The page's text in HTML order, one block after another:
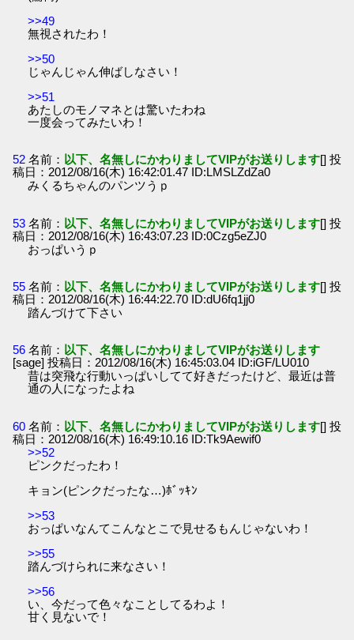
>>49
無視されたわ！
>>50
じゃんじゃん伸ばしなさい！
>>51
あたしのモノマネとは驚いたわね
一度会ってみたいわ！
52 名前： 以下、名無しにかわりましてVIPがお送りします[] 投
稿日：2012/08/16(木) 16:42:01.47 ID:LMSLZdZa0
みくるちゃんのパンツうｐ
53 名前： 以下、名無しにかわりましてVIPがお送りします[] 投
稿日：2012/08/16(木) 16:43:07.23 ID:0Czg5eZJ0
おっぱいうｐ
55 名前： 以下、名無しにかわりましてVIPがお送りします[] 投
稿日：2012/08/16(木) 16:44:22.70 ID:dU6fq1jj0
踏んづけて下さい
56 名前： 以下、名無しにかわりましてVIPがお送りします
[sage] 投稿日：2012/08/16(木) 16:45:03.04 ID:iGF/LU010
昔は突飛な行動いっぱいしてて好きだったけど、最近は普
通の人になったよね
60 名前： 以下、名無しにかわりましてVIPがお送りします[] 投
稿日：2012/08/16(木) 16:49:10.16 ID:Tk9Aewif0
>>52
ピンクだったわ！
キョン(ピンクだったな…)ﾎﾞｯｷﾝ
>>53
おっぱいなんてこんなとこで見せるもんじゃないわ！
>>55
踏んづけられに来なさい！
>>56
い、今だって色々なことしてるわよ！
甘く見ないで！